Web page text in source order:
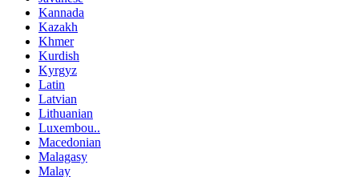
Kannada
Kazakh
Khmer
Kurdish
Kyrgyz
Latin
Latvian
Lithuanian
Luxembou..
Macedonian
Malagasy
Malay